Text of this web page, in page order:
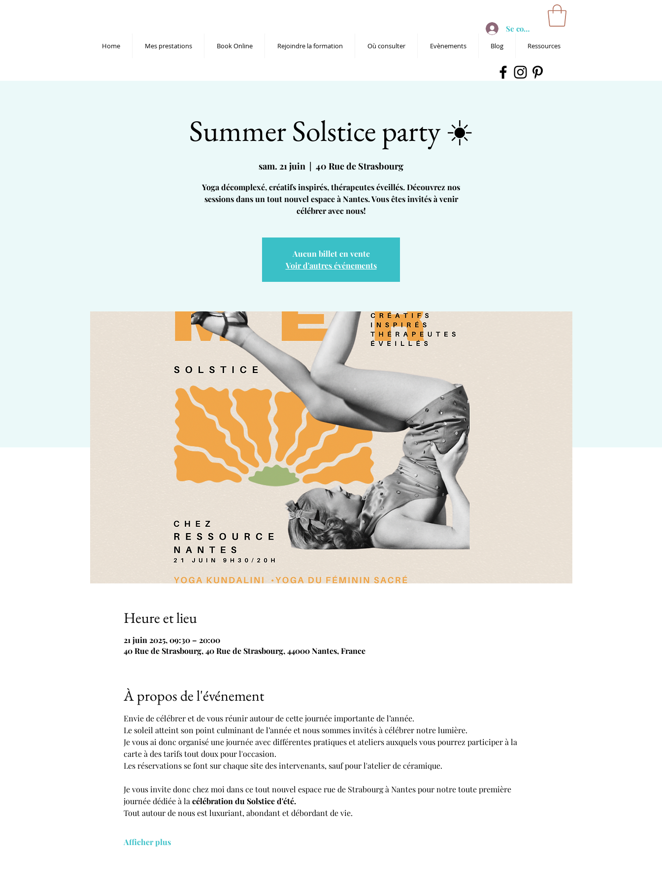
Se connecter
Home Mes prestations Book Online Rejoindre la formation Où consulter Evènements Blog Ressources
Summer Solstice party ☀️
sam. 21 juin
  |
40 Rue de Strasbourg
Yoga décomplexé, créatifs inspirés, thérapeutes éveillés. Découvrez nos
sessions dans un tout nouvel espace à Nantes. Vous êtes invités à venir
Aucun billet en vente
Voir d'autres événements
Heure et lieu
21 juin 2025, 09:30 – 20:00
40 Rue de Strasbourg, 40 Rue de Strasbourg, 44000 Nantes, France
À propos de l'événement
Envie de célébrer et de vous réunir autour de cette journée importante de l’année.
Le soleil atteint son point culminant de l’année et nous sommes invités à célébrer notre lumière.
Je vous ai donc organisé une journée avec différentes pratiques et ateliers auxquels vous pourrez participer à la
carte à des tarifs tout doux pour l'occasion.
Les réservations se font sur chaque site des intervenants, sauf pour l'atelier de céramique.
Je vous invite donc chez moi dans ce tout nouvel espace rue de Strabourg à Nantes pour notre toute première
journée dédiée à la célébration du Solstice d'été.
Tout autour de nous est luxuriant, abondant et débordant de vie.
Afficher plus